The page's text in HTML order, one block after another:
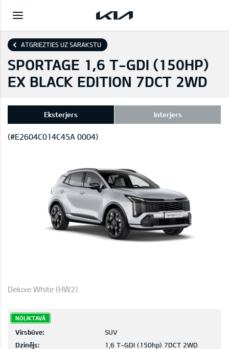
ATGRIEZTIES UZ SARAKSTU
SPORTAGE 1,6 T-GDI (150HP)
EX BLACK EDITION 7DCT 2WD
Eksterjers Interjers
(#E2604C014C45A 0004)
Deluxe White (HW2)
NOLIKTAVĀ
Virsbūve:
SUV
Dzinējs:
1,6 T-GDI (150hp) 7DCT 2WD